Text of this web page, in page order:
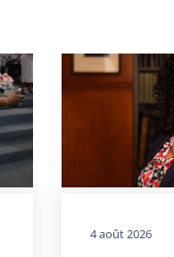
4 août 2026